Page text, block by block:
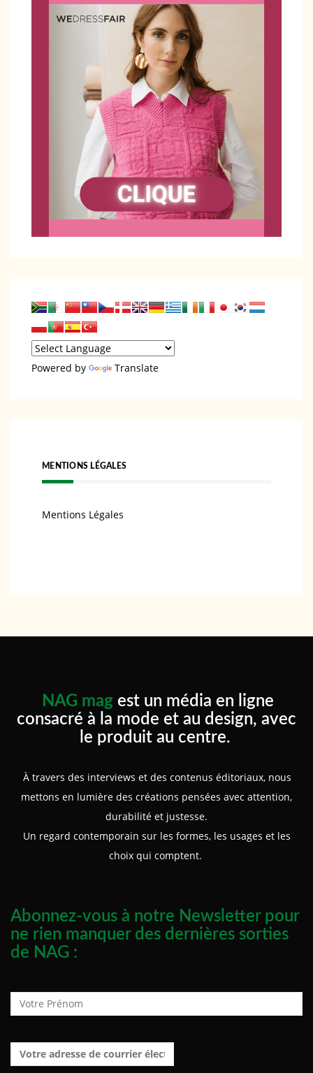
Powered by Translate
MENTIONS LÉGALES
Mentions Légales
NAG mag est un média en ligne
consacré à la mode et au design, avec
le produit au centre.
À travers des interviews et des contenus éditoriaux, nous
mettons en lumière des créations pensées avec attention,
durabilité et justesse.
Un regard contemporain sur les formes, les usages et les
choix qui comptent.
Abonnez-vous à notre Newsletter pour
ne rien manquer des dernières sorties
de NAG :